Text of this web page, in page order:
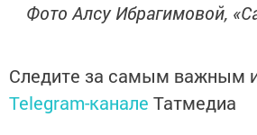
Фото Алсу Ибрагимовой,
Следите за самым важным
Telegram-канале Татмедиа